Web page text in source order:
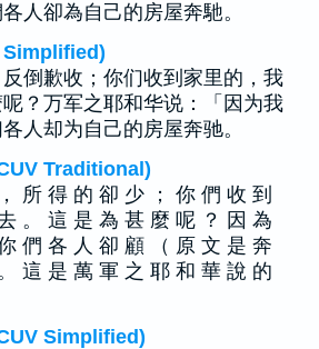
人卻為自己的房屋奔馳。
Simplified)
反倒歉收；你们收到家里的，我
？万军之耶和华说：「因为我
人却为自己的房屋奔驰。
Traditional)
所 得 的 卻 少 ； 你 們 收 到
。 這 是 為 甚 麼 呢 ？ 因 為
們 各 人 卻 顧 （ 原 文 是 奔
這 是 萬 軍 之 耶 和 華 說 的
Simplified)